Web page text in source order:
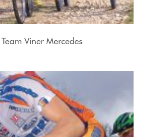
Viner Mercedes